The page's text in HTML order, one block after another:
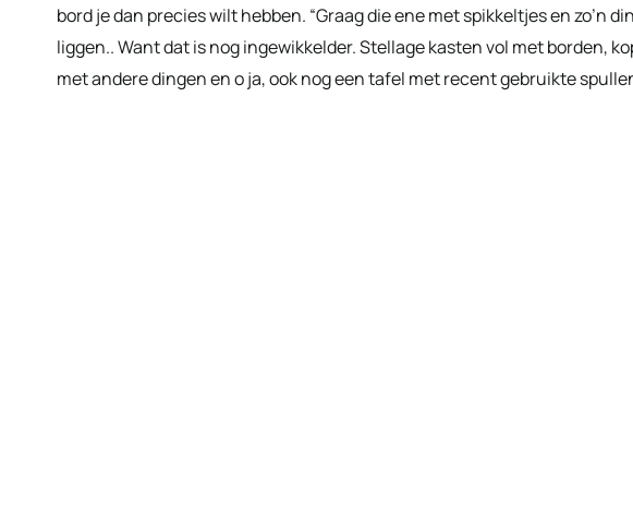
bord je dan precies wilt hebben. “Graag die ene met spikkeltjes en zo’n
liggen.. Want dat is nog ingewikkelder. Stellage kasten vol met borden,
met andere dingen en o ja, ook nog een tafel met recent gebruikte